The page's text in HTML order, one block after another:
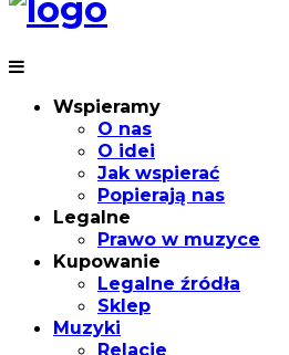
Wspieramy
O nas
O idei
Jak wspierać
Popierają nas
Legalne
Prawo w muzyce
Kupowanie
Legalne źródła
Sklep
Muzyki
Relacje